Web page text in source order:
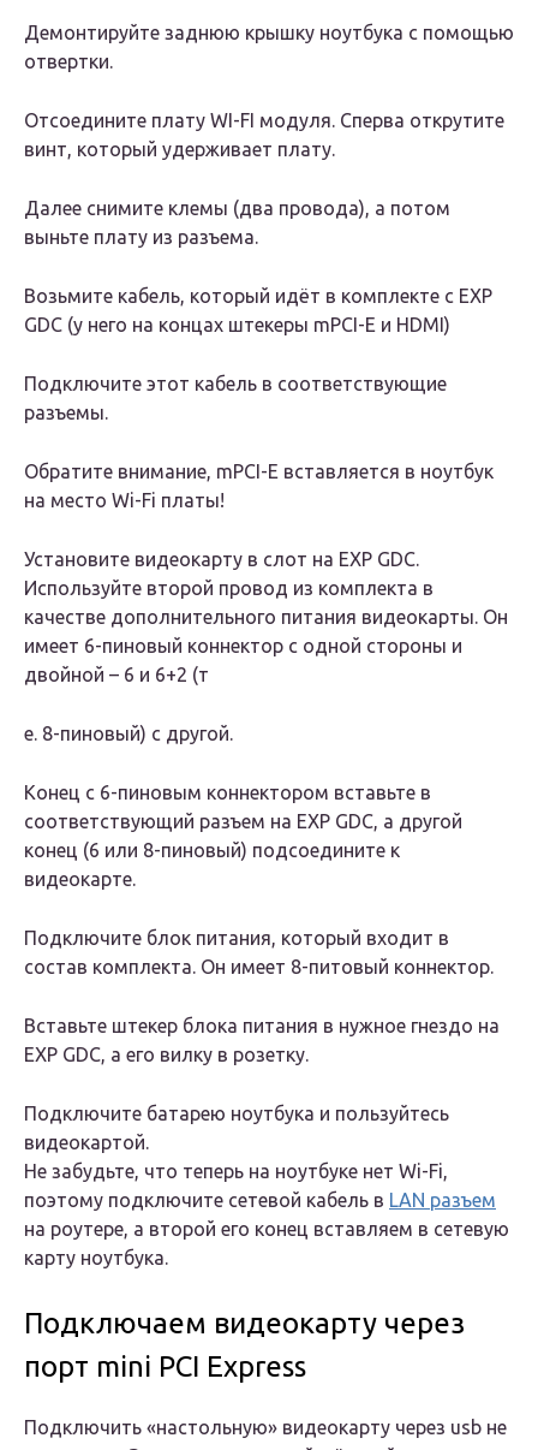
Демонтируйте заднюю крышку ноутбука с помощью
отвертки.
Отсоедините плату WI-FI модуля. Сперва открутите
винт, который удерживает плату.
Далее снимите клемы (два провода), а потом
выньте плату из разъема.
Возьмите кабель, который идёт в комплекте с EXP
GDC (у него на концах штекеры mPCI-E и HDMI)
Подключите этот кабель в соответствующие
разъемы.
Обратите внимание, mPCI-E вставляется в ноутбук
на место Wi-Fi платы!
Установите видеокарту в слот на EXP GDC.
Используйте второй провод из комплекта в
качестве дополнительного питания видеокарты. Он
имеет 6-пиновый коннектор с одной стороны и
двойной – 6 и 6+2 (т
е. 8-пиновый) с другой.
Конец с 6-пиновым коннектором вставьте в
соответствующий разъем на EXP GDC, а другой
конец (6 или 8-пиновый) подсоедините к
видеокарте.
Подключите блок питания, который входит в
состав комплекта. Он имеет 8-питовый коннектор.
Вставьте штекер блока питания в нужное гнездо на
EXP GDC, а его вилку в розетку.
Подключите батарею ноутбука и пользуйтесь
видеокартой.
Не забудьте, что теперь на ноутбуке нет Wi-Fi,
поэтому подключите сетевой кабель в LAN разъем
на роутере, а второй его конец вставляем в сетевую
карту ноутбука.
Подключаем видеокарту через
порт mini PCI Express
Подключить «настольную» видеокарту через usb не